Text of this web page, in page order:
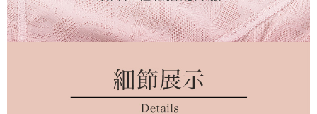
３．未成年的使用者請事先徵得法定代理人或監護人之同意方可使用
「AFTEE先享後付」，若未經同意申辦者引起之損失，本公司不負相關責
任。
５．嚴禁一人註冊多個帳號或使用他人資訊註冊。若發現惡意使用之情形，
恩沛科技股份有限公司將有權停止該用戶之使用額度並採取法律行動。
宅配
每筆NT$65，滿NT$2,000(含以上)免運費